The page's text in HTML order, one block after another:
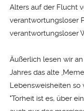
Alters auf der Flucht
verantwortungsloser
verantwortungsloser
Äußerlich lesen wir
Jahres das alte
Lebensweisheiten so
"Torheit ist es, über